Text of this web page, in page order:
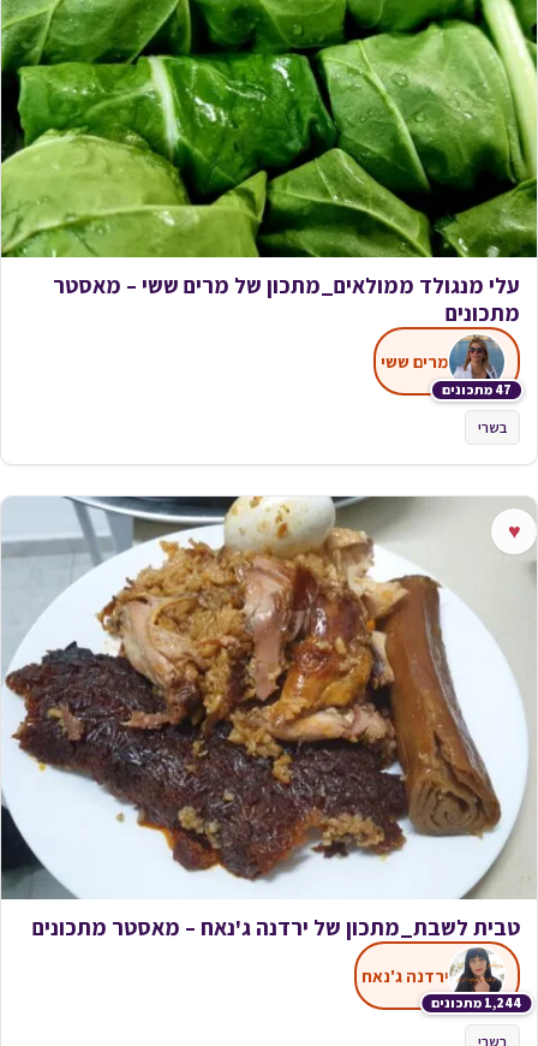
עלי מנגולד ממולאים_מתכון של מרים ששי – מאסטר
מתכונים
47 מתכונים
מרים ששי
בשרי
♥
טבית לשבת_מתכון של ירדנה ג'נאח – מאסטר מתכונים
1,244 מתכונים
ירדנה ג'נאח
בשרי